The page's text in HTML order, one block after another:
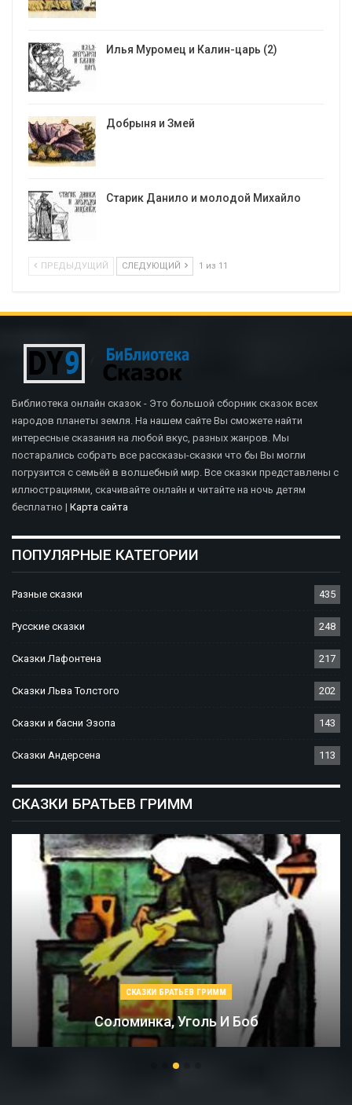
Илья Муромец и Калин-царь (2)
Добрыня и Змей
Старик Данило и молодой Михайло
ПРЕДЫДУЩИЙ СЛЕДУЮЩИЙ 1 из 11
Библиотека онлайн сказок - Это большой сборник сказок всех
народов планеты земля. На нашем сайте Вы сможете найти
интересные сказания на любой вкус, разных жанров. Мы
постарались собрать все рассказы-сказки что бы Вы могли
погрузится с семьёй в волшебный мир. Все сказки представлены с
иллюстрациями, скачивайте онлайн и читайте на ночь детям
бесплатно | Карта сайта
ПОПУЛЯРНЫЕ КАТЕГОРИИ
Разные сказки 435
Русские сказки 248
Сказки Лафонтена 217
Сказки Льва Толстого 202
Сказки и басни Эзопа 143
Сказки Андерсена 113
СКАЗКИ БРАТЬЕВ ГРИММ
СКАЗКИ БРАТЬЕВ ГРИММ
Соломинка, Уголь И Боб